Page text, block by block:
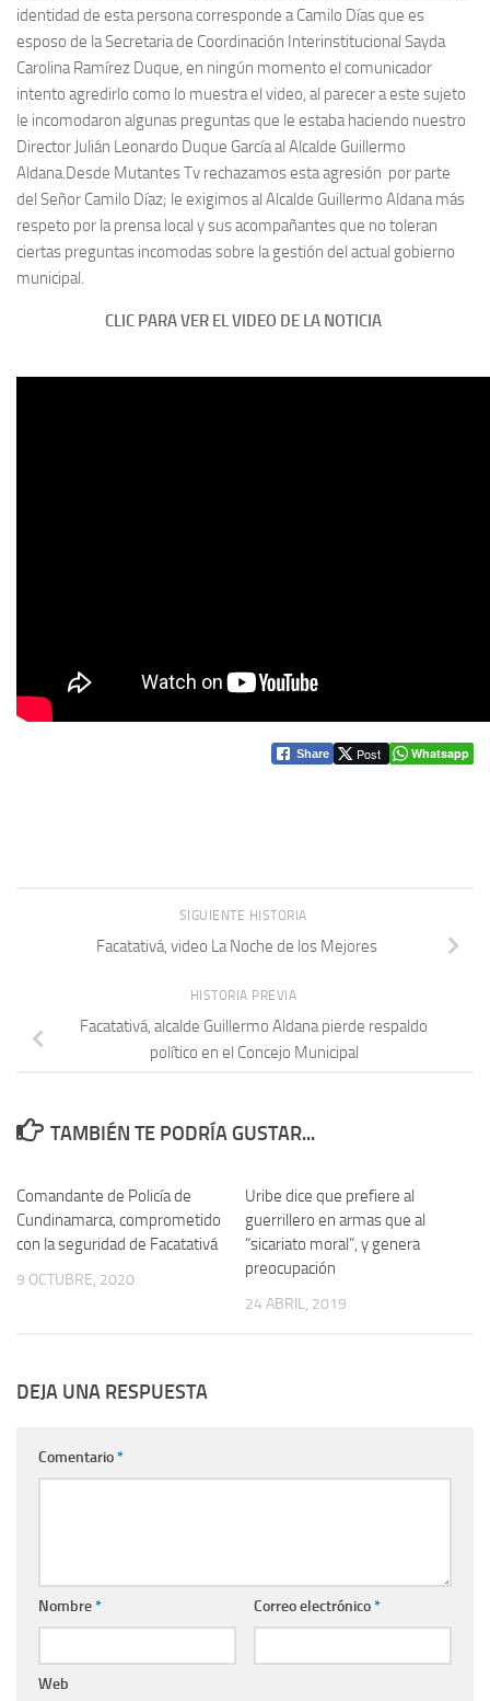
identidad de esta persona corresponde a Camilo Días que es
esposo de la Secretaria de Coordinación Interinstitucional Sayda
Carolina Ramírez Duque, en ningún momento el comunicador
intento agredirlo como lo muestra el video, al parecer a este sujeto
le incomodaron algunas preguntas que le estaba haciendo nuestro
Director Julián Leonardo Duque García al Alcalde Guillermo
Aldana. Desde Mutantes Tv rechazamos esta agresión por parte
del Señor Camilo Díaz; le exigimos al Alcalde Guillermo Aldana más
respeto por la prensa local y sus acompañantes que no toleran
ciertas preguntas incomodas sobre la gestión del actual gobierno
municipal.
CLIC PARA VER EL VIDEO DE LA NOTICIA
Share Post Whatsapp
SIGUIENTE HISTORIA
Facatativá, video La Noche de los Mejores
HISTORIA PREVIA
Facatativá, alcalde Guillermo Aldana pierde respaldo
político en el Concejo Municipal
TAMBIÉN TE PODRÍA GUSTAR...
Comandante de Policía de
Cundinamarca, comprometido
con la seguridad de Facatativá
9 OCTUBRE, 2020
Uribe dice que prefiere al
guerrillero en armas que al
“sicariato moral”, y genera
preocupación
24 ABRIL, 2019
DEJA UNA RESPUESTA
Comentario*
Nombre* Correo electrónico*
Web